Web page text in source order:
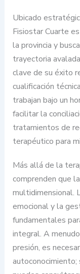
Ubicado
Fisiostar Cuarte
la provincia y
trayectoria
clave de su éxito
cualificación
trabajan bajo un
facilitar la
tratamientos de
terapéutico para
Más allá de la
comprenden que
multidimensional.
emocional y la
fundamentales
integral. A
presión, es